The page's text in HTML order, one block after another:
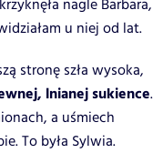
nagle Barbara,
u niej od lat.
stronę szła wysoka,
lnianej sukience.
a uśmiech
To była Sylwia.